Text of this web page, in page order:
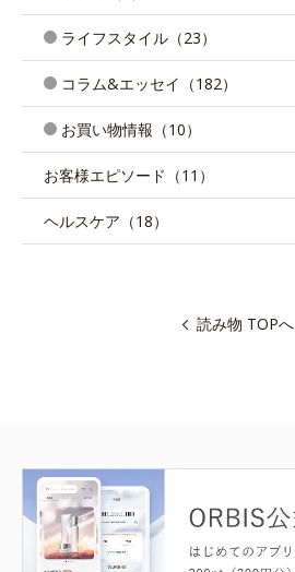
ライフスタイル（23）
コラム&エッセイ（182）
お買い物情報（10）
お客様エピソード（11）
ヘルスケア（18）
読み物 TOPへ